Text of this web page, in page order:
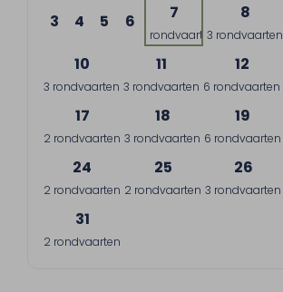
3 4 5 6 7
1 rondvaart
8
3 rondvaarten
10
3 rondvaarten
11
3 rondvaarten
12
6 rondvaarten
17
2 rondvaarten
18
3 rondvaarten
19
6 rondvaarten
24
2 rondvaarten
25
2 rondvaarten
26
3 rondvaarten
31
2 rondvaarten